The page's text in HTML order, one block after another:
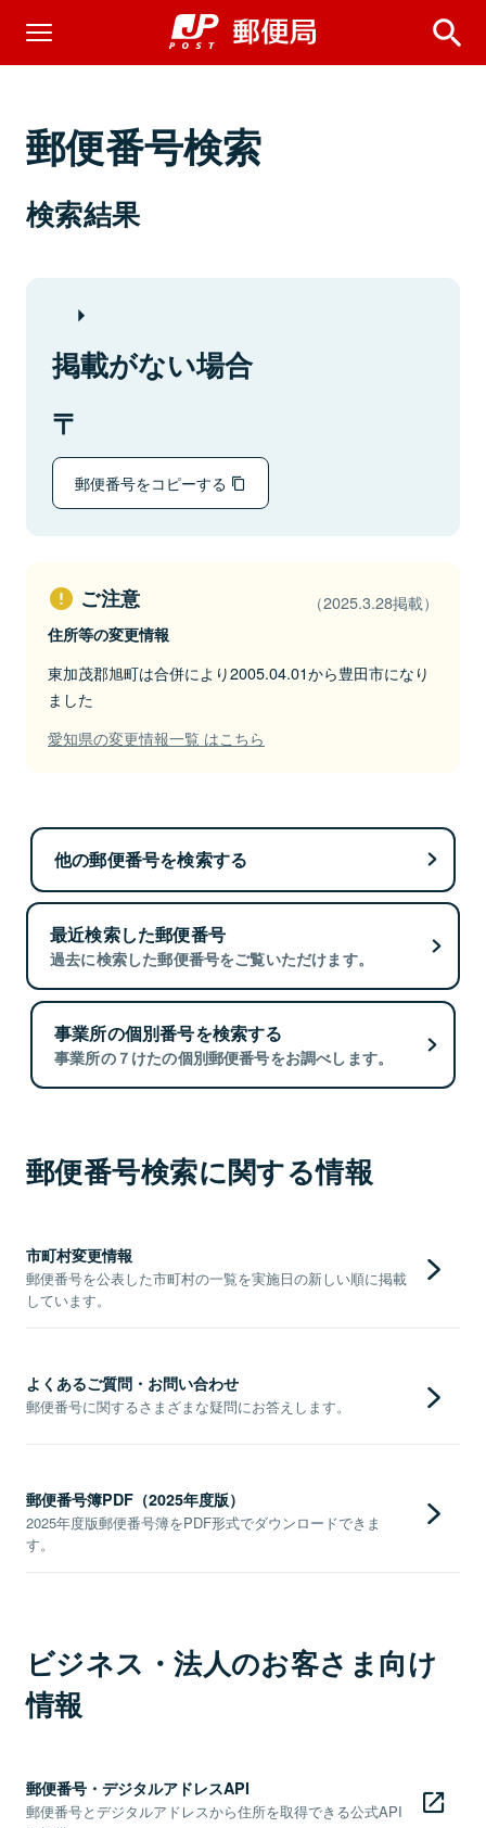
郵便番号検索
検索結果
掲載がない場合
郵便番号をコピーする
ご注意 （2025.3.28掲載）
住所等の変更情報
東加茂郡旭町は合併により2005.04.01から豊田市になり
ました
愛知県の変更情報一覧 はこちら
他の郵便番号を検索する
最近検索した郵便番号
過去に検索した郵便番号をご覧いただけます。
事業所の個別番号を検索する
事業所の７けたの個別郵便番号をお調べします。
郵便番号検索に関する情報
市町村変更情報
郵便番号を公表した市町村の一覧を実施日の新しい順に掲載
しています。
よくあるご質問・お問い合わせ
郵便番号に関するさまざまな疑問にお答えします。
郵便番号簿PDF（2025年度版）
2025年度版郵便番号簿をPDF形式でダウンロードできま
す。
ビジネス・法人のお客さま向け
情報
郵便番号・デジタルアドレスAPI
郵便番号とデジタルアドレスから住所を取得できる公式API